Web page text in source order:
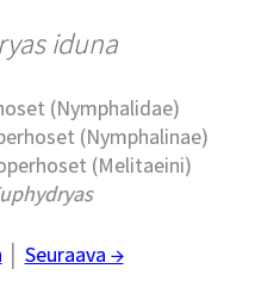
iduna
(Nymphalidae)
(Nymphalinae)
(Melitaeini)
Seuraava →